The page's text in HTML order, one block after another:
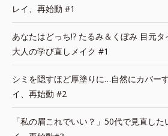
レイ、再始動 #1
あなたはどっち!? たるみ＆くぼみ 目元タ
大人の学び直しメイク #1
シミを隠すほど厚塗りに…自然にカバー
イ、再始動 #2
「私の眉これでいい？」50代で見直し